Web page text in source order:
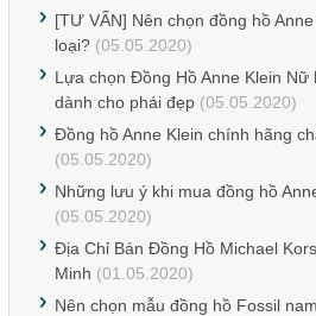
[TƯ VẤN] Nên chọn đồng hồ
loại?(05.05.2020)
Lựa chọn Đồng Hồ Anne Klein
dành cho phái đẹp(05.05.2020)
Đồng hồ Anne Klein chính hãng
(05.05.2020)
Những lưu ý khi mua đồng hồ
(05.05.2020)
Địa Chỉ Bán Đồng Hồ Michael
Minh (01.05.2020)
Nên chọn mẫu đồng hồ Fossil